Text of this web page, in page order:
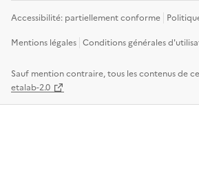
Accessibilité: partiellement conforme
Mentions légales Conditions générales
Sauf mention contraire, tous les contenus de
etalab-2.0